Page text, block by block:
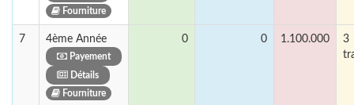
Fourniture
7 4ème Année
Payement
Détails
Fourniture
0 0 1.100.000
3